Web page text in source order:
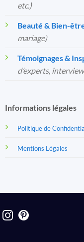
etc.)
Beauté & Bien-
mariage)
Témoignages &
d’experts,
Informations légales
Politique de
Mentions Légales